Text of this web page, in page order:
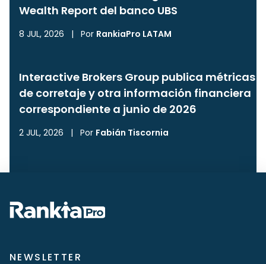
Wealth Report del banco UBS
8 JUL, 2026 | Por RankiaPro LATAM
Interactive Brokers Group publica métricas
de corretaje y otra información financiera
correspondiente a junio de 2026
2 JUL, 2026 | Por Fabián Tiscornia
NEWSLETTER